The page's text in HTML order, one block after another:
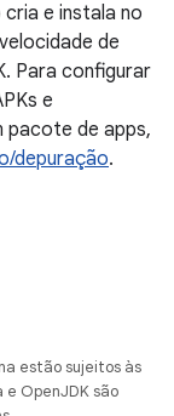
e instala no
de
Para configurar
e
pacote de apps,
depuração.
estão sujeitos às
e OpenJDK são